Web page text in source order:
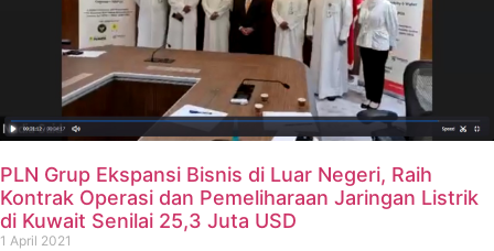
PLN Grup Ekspansi Bisnis di Luar Negeri, Raih
Kontrak Operasi dan Pemeliharaan Jaringan Listrik
di Kuwait Senilai 25,3 Juta USD
1 April 2021